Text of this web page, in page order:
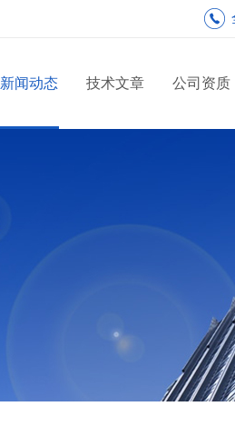
新闻动态 技术文章 公司资质